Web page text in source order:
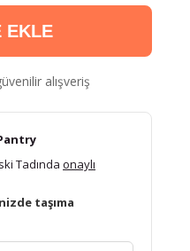
EKLE
alışveriş
Tadında onaylı
taşıma